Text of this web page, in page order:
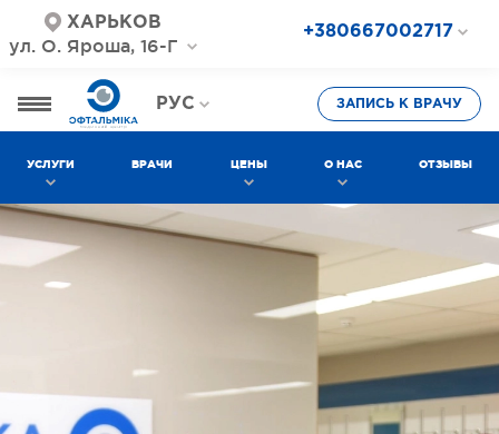
ХАРЬКОВ
ул. О. Яроша, 16-Г
+380667002717
+380577002717
РУС
УКР
ЗАПИСЬ К ВРАЧУ
УСЛУГИ ВРАЧИ ЦЕНЫ О НАС ОТЗЫВЫ